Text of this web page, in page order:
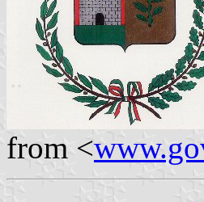
from <